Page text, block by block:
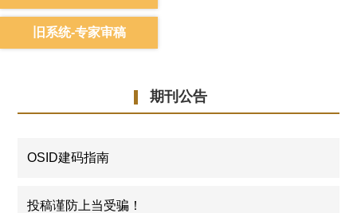
旧系统-专家审稿
期刊公告
OSID建码指南
投稿谨防上当受骗！